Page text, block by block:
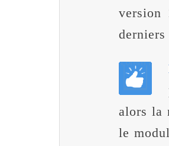
alors la
le